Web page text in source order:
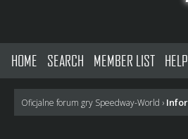
HOME SEARCH MEMBER LIST HELP
Oficjalne forum gry Speedway-World ›